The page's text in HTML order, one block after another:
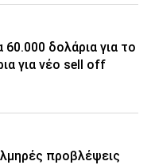
δολάρια για το
για νέο sell off
προβλέψεις